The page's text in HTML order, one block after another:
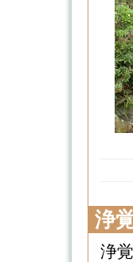
浄
浄